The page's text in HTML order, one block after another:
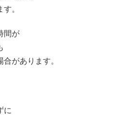
。
間が
があります。
に